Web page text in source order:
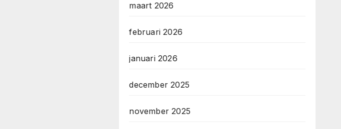
maart 2026
februari 2026
januari 2026
december 2025
november 2025